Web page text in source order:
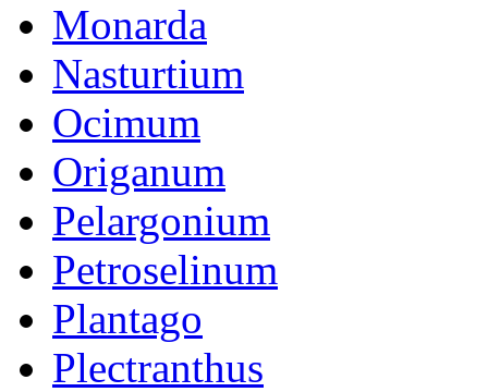
Monarda
Nasturtium
Ocimum
Origanum
Pelargonium
Petroselinum
Plantago
Plectranthus